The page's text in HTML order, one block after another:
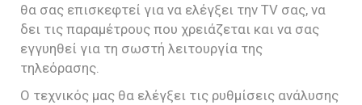
θα σας επισκεφτεί για να ελέγξει την TV σας, να
δει τις παραμέτρους που χρειάζεται και να σας
εγγυηθεί για τη σωστή λειτουργία της
τηλεόρασης.
Ο τεχνικός μας θα ελέγξει τις ρυθμίσεις ανάλυσης